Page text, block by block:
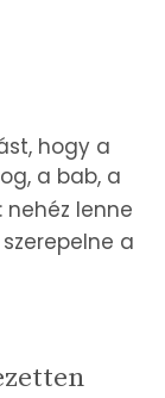
hogy a
a bab, a
nehéz lenne
a